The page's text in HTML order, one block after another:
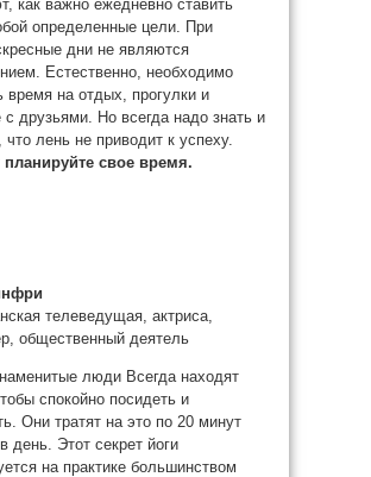
как важно ежедневно ставить
определенные цели. При
дни не являются
Естественно, необходимо
время на отдых, прогулки и
друзьями. Но всегда надо знать и
что лень не приводит к успеху.
планируйте свое время.
телеведущая, актриса,
общественный деятель
люди Всегда находят
спокойно посидеть и
Они тратят на это по 20 минут
день. Этот секрет йоги
на практике большинством